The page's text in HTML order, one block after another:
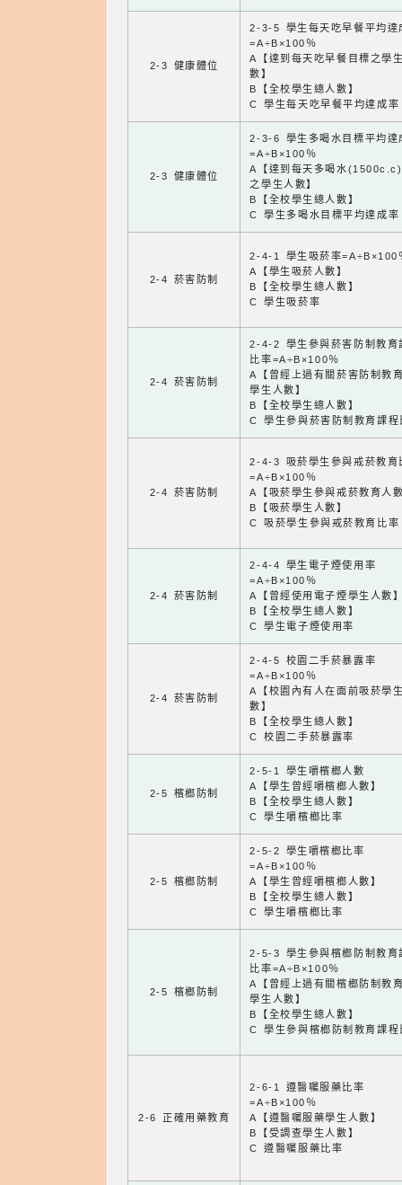
2-3 健康體位
2-3-5 學生每天吃早餐平均達
=A÷B×100％
A【達到每天吃早餐目標之學
數】
B【全校學生總人數】
C 學生每天吃早餐平均達成率
2-3 健康體位
2-3-6 學生多喝水目標平均達
=A÷B×100％
A【達到每天多喝水
之學生人數】
B【全校學生總人數】
C 學生多喝水目標平均達成率
2-4 菸害防制
2-4-1 學生吸菸率=A÷B×100
A【學生吸菸人數】
B【全校學生總人數】
C 學生吸菸率
2-4 菸害防制
2-4-2 學生參與菸害防制教育
比率=A÷B×100％
A【曾經上過有關菸害防制教
學生人數】
B【全校學生總人數】
C 學生參與菸害防制教育課程
2-4 菸害防制
2-4-3 吸菸學生參與戒菸教育
=A÷B×100％
A【吸菸學生參與戒菸教育人
B【吸菸學生人數】
C 吸菸學生參與戒菸教育比率
2-4 菸害防制
2-4-4 學生電子煙使用率
=A÷B×100％
A【曾經使用電子煙學生人數
B【全校學生總人數】
C 學生電子煙使用率
2-4 菸害防制
2-4-5 校園二手菸暴露率
=A÷B×100％
A【校園內有人在面前吸菸學
數】
B【全校學生總人數】
C 校園二手菸暴露率
2-5 檳榔防制
2-5-1 學生嚼檳榔人數
A【學生曾經嚼檳榔人數】
B【全校學生總人數】
C 學生嚼檳榔比率
2-5 檳榔防制
2-5-2 學生嚼檳榔比率
=A÷B×100％
A【學生曾經嚼檳榔人數】
B【全校學生總人數】
C 學生嚼檳榔比率
2-5 檳榔防制
2-5-3 學生參與檳榔防制教育
比率=A÷B×100％
A【曾經上過有關檳榔防制教
學生人數】
B【全校學生總人數】
C 學生參與檳榔防制教育課程
2-6 正確用藥教育
2-6-1 遵醫囑服藥比率
=A÷B×100％
A【遵醫囑服藥學生人數】
B【受調查學生人數】
C 遵醫囑服藥比率